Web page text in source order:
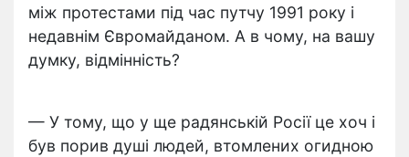
між протестами під час путчу 1991 року і
недавнім Євромайданом. А в чому, на вашу
думку, відмінність?
— У тому, що у ще радянській Росії це хоч і
був порив душі людей, втомлених огидною